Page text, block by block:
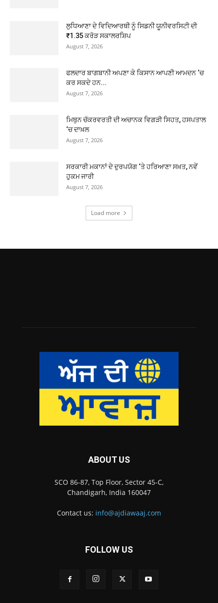
ਲੁਧਿਆਣਾ ਦੇ ਵਿਦਿਆਰਥੀ ਨੂੰ ਸਿਡਨੀ ਯੂਨੀਵਰਸਿਟੀ ਦੀ
₹1.35 ਕਰੋੜ ਸਕਾਲਰਸ਼ਿਪ
August 7, 2026
ਫਲਦਾਰ ਬਾਗਬਾਨੀ ਅਪਣਾ ਕੇ ਕਿਸਾਨ ਆਪਣੀ ਆਮਦਨ ‘ਚ
ਕਰ ਸਕਦੇ ਹਨ...
August 7, 2026
ਮਿਥੁਨ ਚੱਕਰਵਰਤੀ ਦੀ ਅਚਾਨਕ ਵਿਗੜੀ ਸਿਹਤ, ਹਸਪਤਾਲ
‘ਚ ਦਾਖ਼ਲ
August 7, 2026
ਸਰਕਾਰੀ ਮਕਾਨਾਂ ਦੇ ਦੁਰਪਯੋਗ ‘ਤੇ ਹਰਿਆਣਾ ਸਖ਼ਤ, ਨਵੇਂ
ਹੁਕਮ ਜਾਰੀ
August 7, 2026
Load more
ABOUT US
SCO 86-87, Top Floor, Sector 45-C,
Chandigarh, India 160047
Contact us: info@ajdiawaaj.com
FOLLOW US